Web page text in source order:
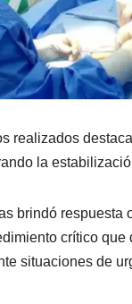
realizados
la
brindó
crítico
situaciones de